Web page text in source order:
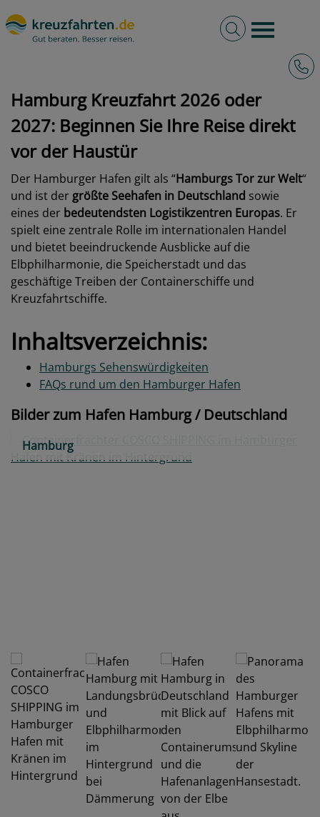
Burger
Volltextsuche
Hamburg
Hamburg Kreuzfahrt 2026 oder
2027: Beginnen Sie Ihre Reise direkt
vor der Haustür
Der Hamburger Hafen gilt als “Hamburgs Tor zur Welt“
und ist der größte Seehafen in Deutschland sowie
eines der bedeutendsten Logistikzentren Europas. Er
spielt eine zentrale Rolle im internationalen Handel
und bietet beeindruckende Ausblicke auf die
Elbphilharmonie, die Speicherstadt und das
geschäftige Treiben der Containerschiffe und
Kreuzfahrtschiffe.
Inhaltsverzeichnis:
Hamburgs Sehenswürdigkeiten
FAQs rund um den Hamburger Hafen
Bilder zum Hafen Hamburg / Deutschland
Hamburg